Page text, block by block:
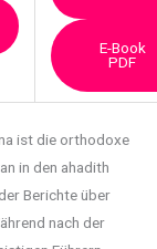
E-Book
PDF
ist die orthodoxe
in den ahadith
Berichte über
nach der